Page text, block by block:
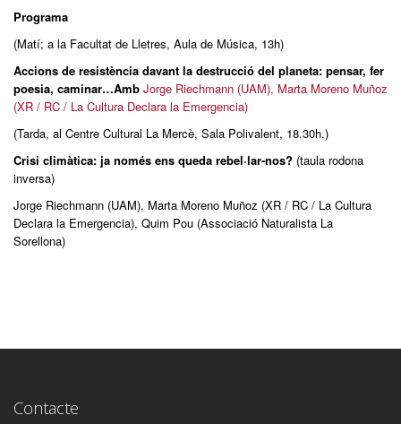
Programa
(Matí; a la Facultat de Lletres, Aula de Música, 13h)
Accions de resistència davant la destrucció del planeta: pensar, fer
poesia, caminar…Amb Jorge Riechmann (UAM), Marta Moreno Muñoz
(XR / RC / La Cultura Declara la Emergencia)
(Tarda, al Centre Cultural La Mercè, Sala Polivalent, 18.30h.)
Crisi climàtica: ja només ens queda rebel·lar-nos? (taula rodona
inversa)
Jorge Riechmann (UAM), Marta Moreno Muñoz (XR / RC / La Cultura
Declara la Emergencia), Quim Pou (Associació Naturalista La
Sorellona)
Contacte